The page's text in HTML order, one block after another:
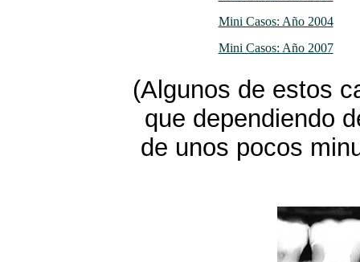
Mini Casos: Año 2004
Mini Casos: Año 2007
(Algunos de estos
que dependiendo
de unos pocos